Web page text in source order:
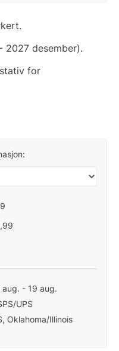
2027 desember).
for
aug. - 19 aug.
UPS
Oklahoma/Illinois